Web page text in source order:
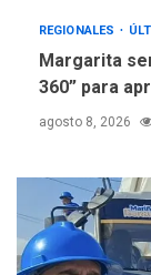
REGIONALES
Margarita
360” para
agosto 8, 2026